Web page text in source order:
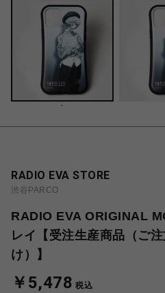
-
RADIO EVA STORE
渋谷PARCO
RADIO EVA ORIGINAL
レイ【受注生産商品（ご
け）】
￥5,478 税込